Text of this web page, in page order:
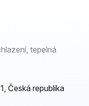
tepelná
Česká republika